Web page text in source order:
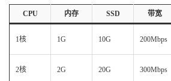
CPU 内存 SSD 带宽
1核 1G 10G 200Mbps
2核 2G 20G 300Mbps